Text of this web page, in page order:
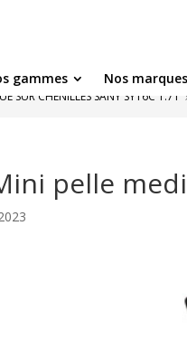
gammes Nos marques
SUR CHENILLES SANY SY16C 1.7T
pelle